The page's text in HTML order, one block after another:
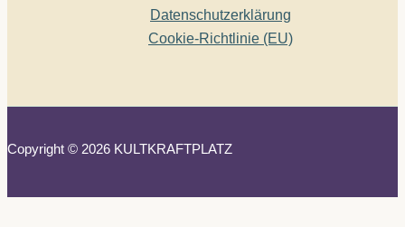
Datenschutzerklärung
Cookie-Richtlinie (EU)
Copyright © 2026 KULTKRAFTPLATZ